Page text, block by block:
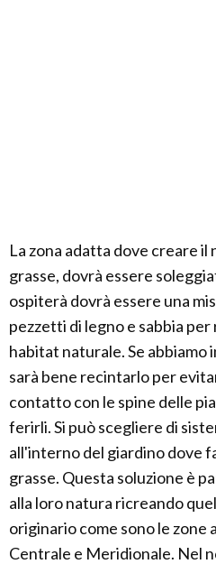
La zona adatta dove creare
grasse, dovrà essere
ospiterà dovrà essere una
pezzetti di legno e sabbia
habitat naturale. Se abbiamo
sarà bene recintarlo per
contatto con le spine delle
ferirli. Si può scegliere di
all'interno del giardino dove
grasse. Questa soluzione è
alla loro natura ricreando
originario come sono le zone
Centrale e Meridionale. Nel